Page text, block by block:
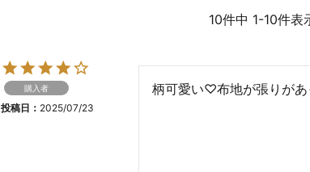
10件中 1-10件表
購入者
投稿日 2025/07/23
柄可愛い♡布地が張りがあ